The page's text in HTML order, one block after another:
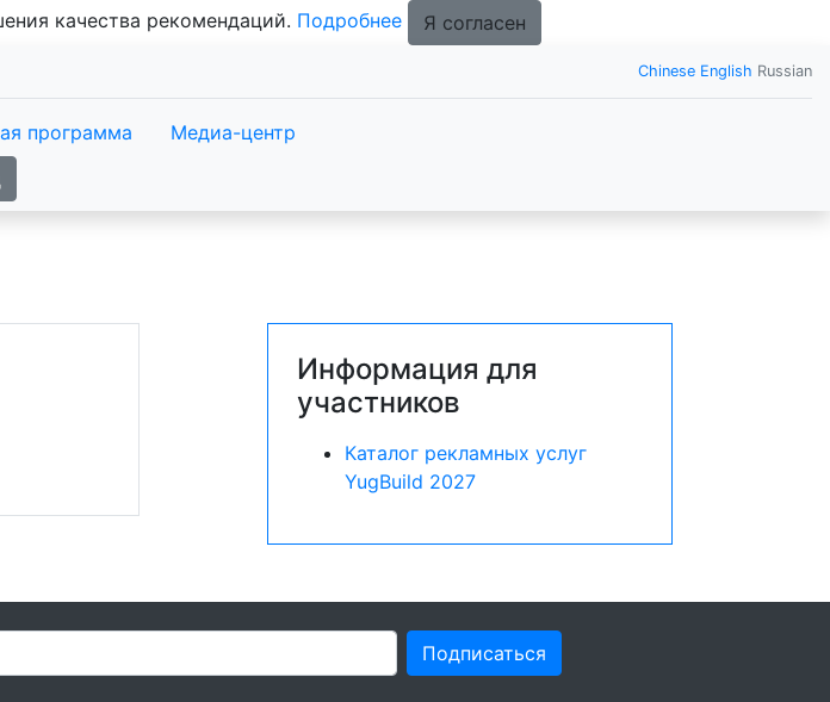
качества рекомендаций. Подробнее Я согласен
Chinese English Russian
программа
Медиа-центр
Информация для
участников
Каталог рекламных услуг
YugBuild 2027
Подписаться